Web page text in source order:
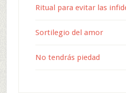
Ritual para evitar las
Sortilegio del amor
No tendrás piedad